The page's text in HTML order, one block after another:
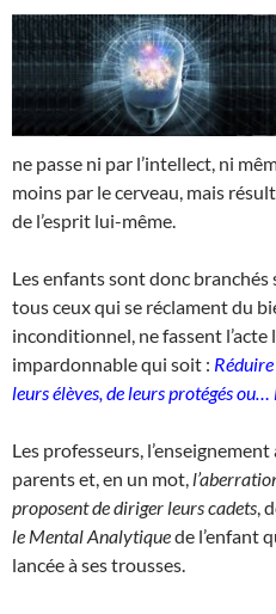
ne passe ni par l’intellect, ni
moins par le cerveau, mais
de l’esprit lui-même.
Les enfants sont donc branchés
tous ceux qui se réclament du
inconditionnel, ne fassent l’acte
impardonnable qui soit :
leurs élèves, de leurs protégés ou…
Les professeurs,
parents et, en un mot,
proposent de diriger leurs cadets ,
le Mental Analytiquede l’enfant
lancée à ses trousses.